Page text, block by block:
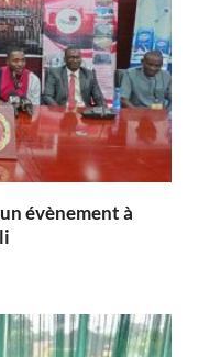
évènement à